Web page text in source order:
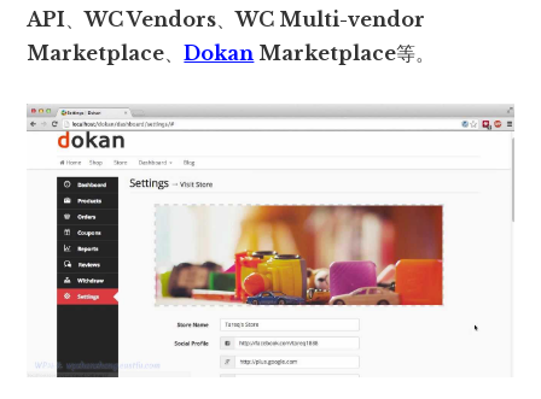
API、WC Vendors、WC Multi-vendor
Marketplace、Dokan Marketplace等。